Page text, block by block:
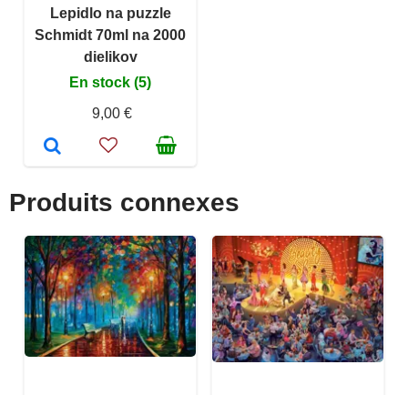
Lepidlo na puzzle
Schmidt 70ml na 2000
dielikov
En stock (5)
9,00 €
Produits connexes